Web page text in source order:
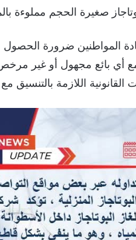
صغيرة الحجم مملوءة
المواطنين ضرورة الحصول
أي بائع مجهول أو غير
القانونية اللازمة بالتنسيق